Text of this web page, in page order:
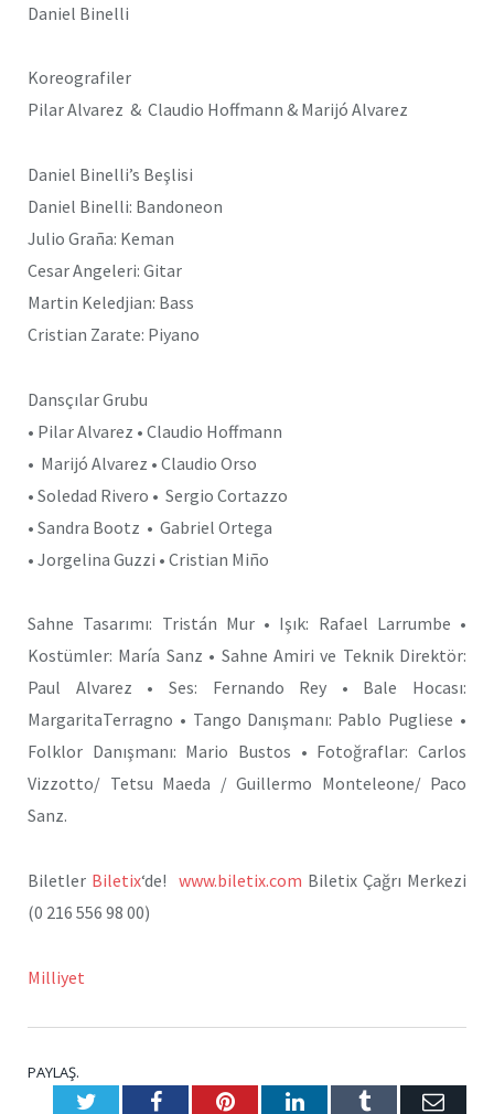
Daniel Binelli
Koreografiler
Pilar Alvarez & Claudio Hoffmann & Marijó Alvarez
Daniel Binelli’s Beşlisi
Daniel Binelli: Bandoneon
Julio Graña: Keman
Cesar Angeleri: Gitar
Martin Keledjian: Bass
Cristian Zarate: Piyano
Dansçılar Grubu
• Pilar Alvarez • Claudio Hoffmann
• Marijó Alvarez • Claudio Orso
• Soledad Rivero • Sergio Cortazzo
• Sandra Bootz • Gabriel Ortega
• Jorgelina Guzzi • Cristian Miño
Sahne Tasarımı: Tristán Mur • Işık: Rafael Larrumbe •
Kostümler: María Sanz • Sahne Amiri ve Teknik Direktör:
Paul Alvarez • Ses: Fernando Rey • Bale Hocası:
MargaritaTerragno • Tango Danışmanı: Pablo Pugliese •
Folklor Danışmanı: Mario Bustos • Fotoğraflar: Carlos
Vizzotto/ Tetsu Maeda / Guillermo Monteleone/ Paco
Sanz.
Biletler Biletix‘de! www.biletix.com Biletix Çağrı Merkezi
(0 216 556 98 00)
Milliyet
PAYLAŞ.
TwitterFacebookPinterestLinkedInTumblr E-